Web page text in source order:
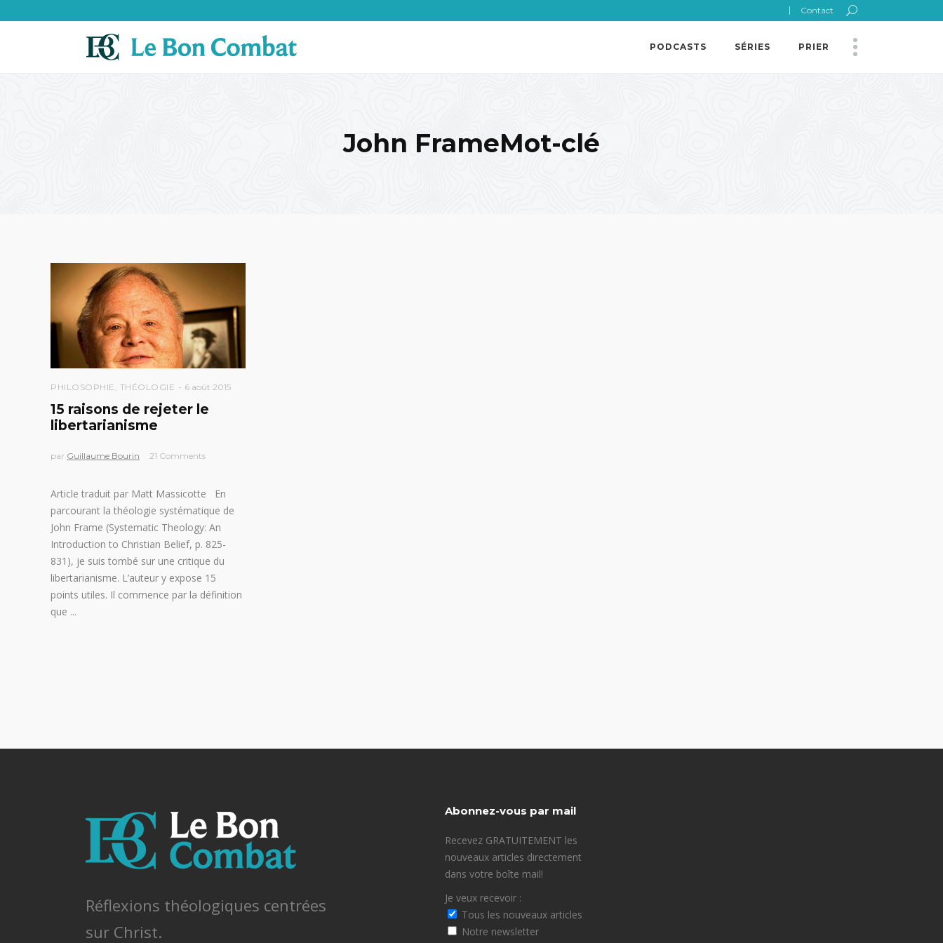
Contact
PODCASTS SÉRIES PRIER
John FrameMot-clé
PHILOSOPHIE , THÉOLOGIE 6 août 2015
15 raisons de rejeter le
libertarianisme
par Guillaume Bourin 21 Comments
Article traduit par Matt Massicotte En
parcourant la théologie systématique de
John Frame (Systematic Theology: An
Introduction to Christian Belief, p. 825-
831), je suis tombé sur une critique du
libertarianisme. L’auteur y expose 15
points utiles. Il commence par la définition
que
Réflexions théologiques centrées
sur Christ.
Abonnez-vous par mail
Recevez GRATUITEMENT les
nouveaux articles directement
dans votre boîte mail!
Je veux recevoir :
Tous les nouveaux articles
Notre newsletter